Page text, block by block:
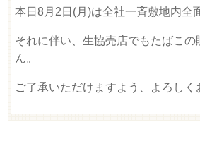
本日8月2日(月)は全社一斉敷地内全
それに伴い、生協売店でもたばこ
ん。
ご了承いただけますよう、よろしく